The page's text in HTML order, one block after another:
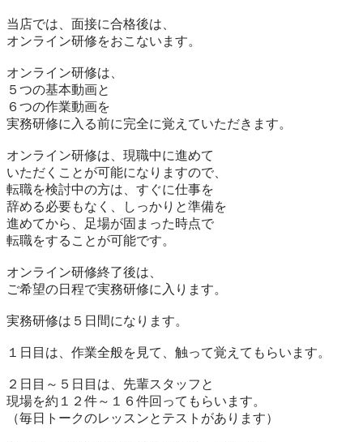
当店では、面接に合格後は、
オンライン研修をおこないます。
オンライン研修は、
５つの基本動画と
６つの作業動画を
実務研修に入る前に完全に覚えていただきます。
オンライン研修は、現職中に進めて
いただくことが可能になりますので、
転職を検討中の方は、すぐに仕事を
辞める必要もなく、しっかりと準備を
進めてから、足場が固まった時点で
転職をすることが可能です。
オンライン研修終了後は、
ご希望の日程で実務研修に入ります。
実務研修は５日間になります。
１日目は、作業全般を見て、触って覚えてもらいます。
２日目～５日目は、先輩スタッフと
現場を約１２件～１６件回ってもらいます。
（毎日トークのレッスンとテストがあります）